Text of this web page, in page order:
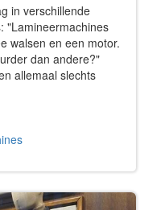
in verschillende
"Lamineermachines
walsen en een motor.
dan andere?"
allemaal slechts